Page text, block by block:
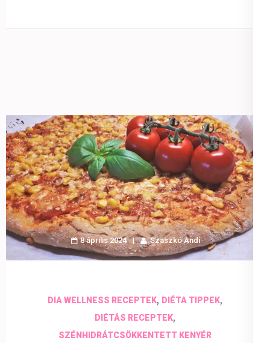
8 április 2024 Szaszkó Andi
DIA WELLNESS RECEPTEK, DIÉTA TIPPEK,
DIÉTÁS RECEPTEK,
SZÉNHIDRÁTCSÖKKENTETT KENYÉR